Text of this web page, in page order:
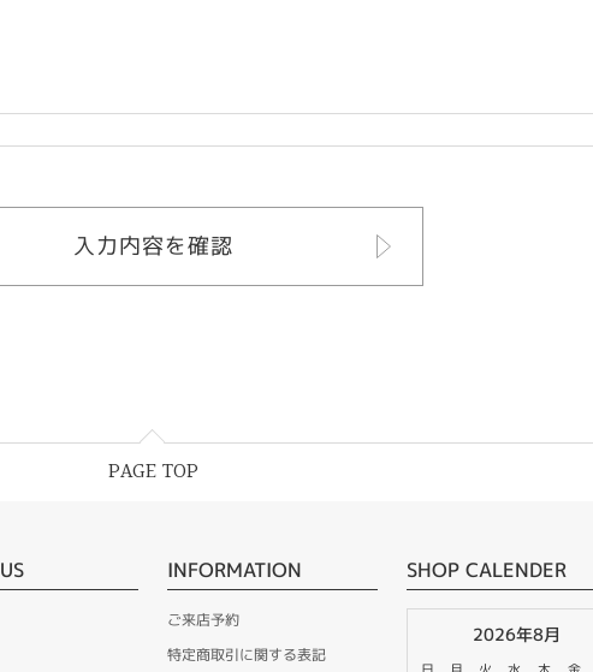
PAGE TOP
INFORMATION
ご来店予約
特定商取引に関する表記
SHOP CALENDER
2026年8月